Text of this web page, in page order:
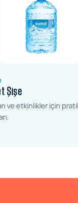
Şişe
ve etkinlikler için